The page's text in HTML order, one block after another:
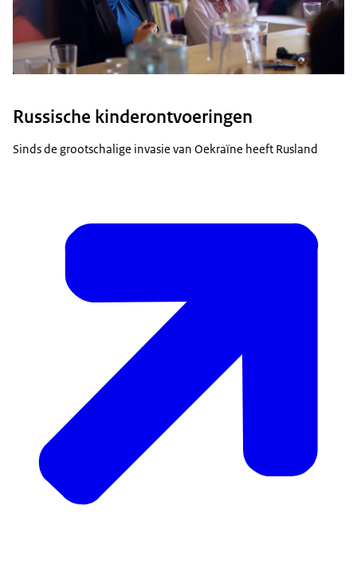
Russische kinderontvoeringen
Sinds de grootschalige invasie van Oekraïne heeft Rusland